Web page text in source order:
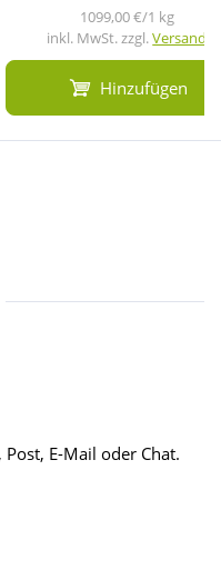
1099,00 €/1 kg
inkl. MwSt. zzgl.Versand
Hinzufügen
E-Mail oder Chat.